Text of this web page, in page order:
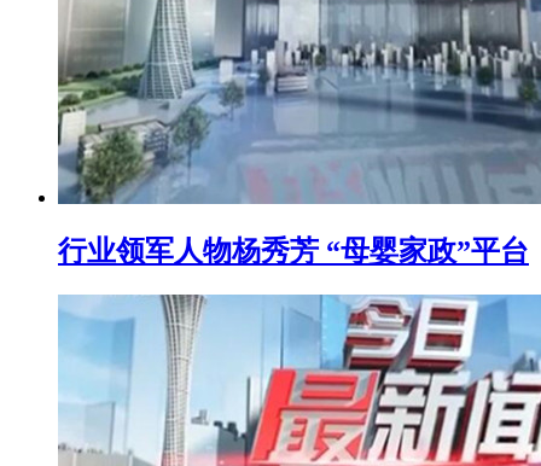
行业领军人物杨秀芳 “母婴家政”平台